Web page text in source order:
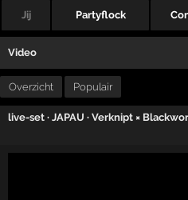
Jij Partyflock
Video
Overzicht Populair
live-set ·JAPAU ·Verknipt ×